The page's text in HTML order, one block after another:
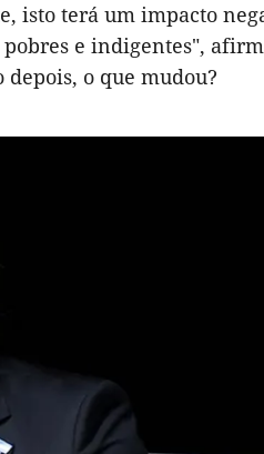
isto terá um impacto
e indigentes",
o que mudou?